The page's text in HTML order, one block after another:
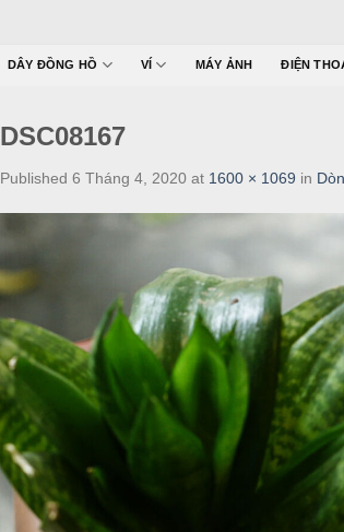
DÂY ĐỒNG HỒ VÍ MÁY ẢNH ĐIỆN
DSC08167
Published 6 Tháng 4, 2020 at 1600 × 1069 in